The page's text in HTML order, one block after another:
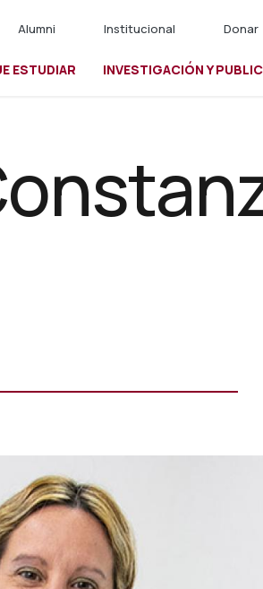
Alumni Institucional Donar
ESTUDIAR INVESTIGACIÓN Y